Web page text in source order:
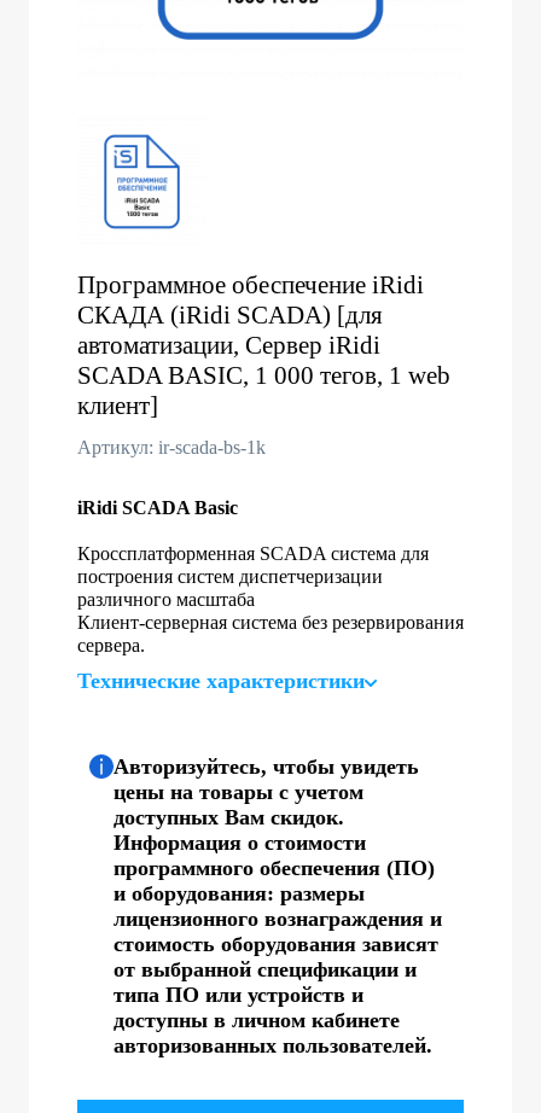
Программное обеспечение iRidi
СКАДА (iRidi SCADA) [для
автоматизации, Сервер iRidi
SCADA BASIC, 1 000 тегов, 1 web
клиент]
Артикул: ir-scada-bs-1k
iRidi SCADA Basic
Кроссплатформенная SCADA система для
построения систем диспетчеризации
различного масштаба
Клиент-серверная система без резервирования
сервера.
Технические характеристики
Авторизуйтесь, чтобы увидеть
цены на товары с учетом
доступных Вам скидок.
Информация о стоимости
программного обеспечения (ПО)
и оборудования: размеры
лицензионного вознаграждения и
стоимость оборудования зависят
от выбранной спецификации и
типа ПО или устройств и
доступны в личном кабинете
авторизованных пользователей.